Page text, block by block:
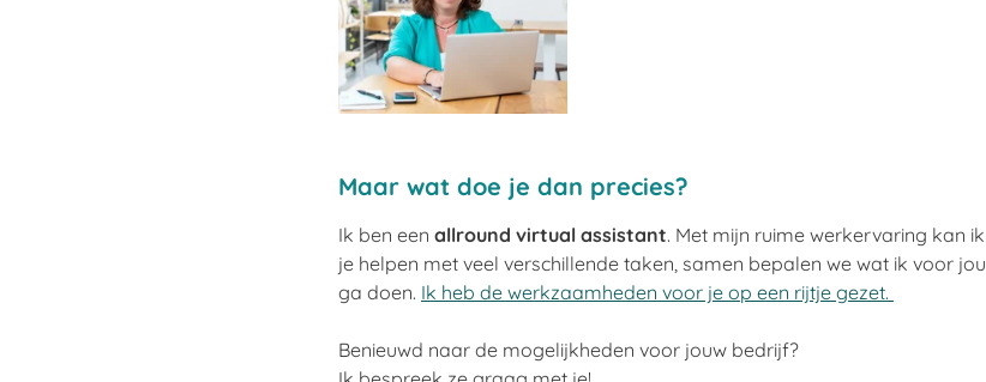
Maar wat doe je dan precies?
Ik ben een allround virtual assistant. Met mijn ruime werkervaring kan ik
je helpen met veel verschillende taken, samen bepalen we wat ik voor jou
ga doen. Ik heb de werkzaamheden voor je op een rijtje gezet.
Benieuwd naar de mogelijkheden voor jouw bedrijf?